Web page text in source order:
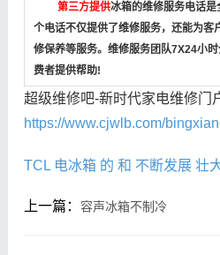
第三方提供冰箱的维修服务电话
个电话不仅提供了维修服务，还能为客
修保养等服务。维修服务团队7X24小
费者提供帮助!
超级维修吧-新时代家电维修门
https://www.cjwlb.com/
TCL 电冰箱 的 和 不断发展 壮
上一篇： 容声冰箱不制冷